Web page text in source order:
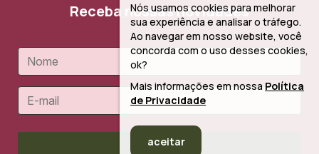
Receba nossas novidades
Cadastrar
Nós usamos cookies para melhorar
sua experiência e analisar o tráfego.
Ao navegar em nosso website, você
concorda com o uso desses cookies,
ok?
Mais informações em nossa Política
de Privacidade
aceitar